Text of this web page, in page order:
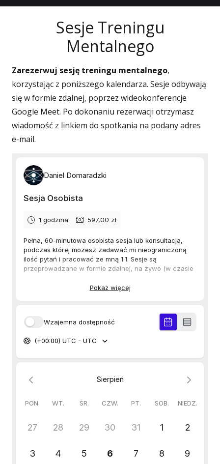
Sesje Treningu
Mentalnego
Zarezerwuj sesję treningu mentalnego,
korzystając z poniższego kalendarza. Sesje odbywają
się w formie zdalnej, poprzez wideokonferencje
Google Meet. Po dokonaniu rezerwacji otrzymasz
wiadomość z linkiem do spotkania na podany adres
e-mail.